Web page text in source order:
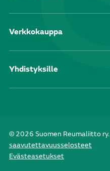
Verkkokauppa
Yhdistyksille
© 2026 Suomen Reumaliitto ry.
saavutettavuusselosteet
Evästeasetukset